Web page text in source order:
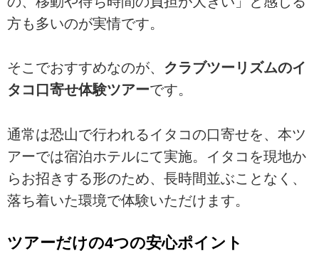
方も多いのが実情です。
そこでおすすめなのが、 クラブツーリズムのイ
タコ口寄せ体験ツアーです。
通常は恐山で行われるイタコの口寄せを、本ツ
アーでは宿泊ホテルにて実施。イタコを現地か
らお招きする形のため、長時間並ぶことなく、
落ち着いた環境で体験いただけます。
ツアーだけの4つの安心ポイント